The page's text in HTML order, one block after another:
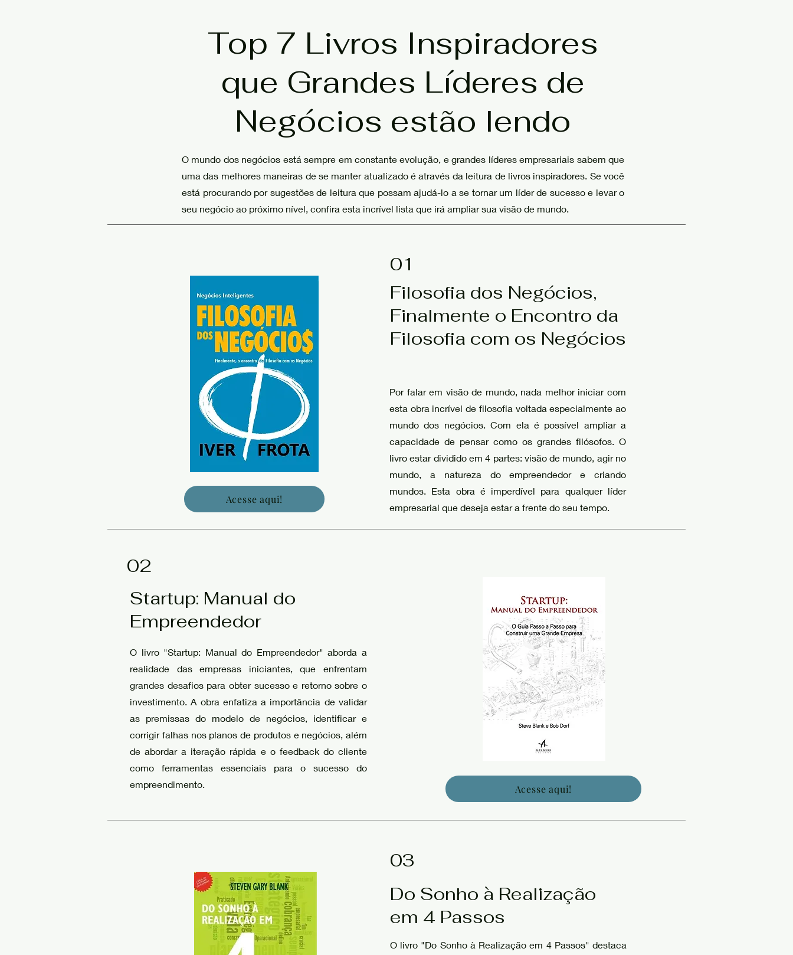
Top 7 Livros Inspiradores
que Grandes Líderes de
Negócios estão lendo
O mundo dos negócios está sempre em constante evolução, e grandes líderes empresariais sabem que
uma das melhores maneiras de se manter atualizado é através da leitura de livros inspiradores. Se você
está procurando por sugestões de leitura que possam ajudá-lo a se tornar um líder de sucesso e levar o
seu negócio ao próximo nível, confira esta incrível lista que irá ampliar sua visão de mundo.
01
Acesse aqui!
Filosofia dos Negócios,
Finalmente o Encontro da
Filosofia com os Negócios
Por falar em visão de mundo, nada melhor iniciar com
esta obra incrível de filosofia voltada especialmente ao
mundo dos negócios. Com ela é possível ampliar a
capacidade de pensar como os grandes filósofos. O
livro estar dividido em 4 partes: visão de mundo, agir no
mundo, a natureza do empreendedor e criando
mundos. Esta obra é imperdível para qualquer líder
empresarial que deseja estar a frente do seu tempo.
02
Startup: Manual do
Empreendedor
O livro "Startup: Manual do Empreendedor" aborda a
realidade das empresas iniciantes, que enfrentam
grandes desafios para obter sucesso e retorno sobre o
investimento. A obra enfatiza a importância de validar
as premissas do modelo de negócios, identificar e
corrigir falhas nos planos de produtos e negócios, além
de abordar a iteração rápida e o feedback do cliente
como ferramentas essenciais para o sucesso do
empreendimento.
Acesse aqui!
03
Do Sonho à Realização
em 4 Passos
O livro "Do Sonho à Realização em 4 Passos" destaca